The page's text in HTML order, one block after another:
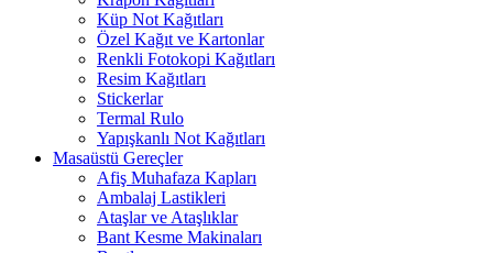
Küp Not Kağıtları
Özel Kağıt ve Kartonlar
Renkli Fotokopi Kağıtları
Resim Kağıtları
Stickerlar
Termal Rulo
Yapışkanlı Not Kağıtları
Masaüstü Gereçler
Afiş Muhafaza Kapları
Ambalaj Lastikleri
Ataşlar ve Ataşlıklar
Bant Kesme Makinaları